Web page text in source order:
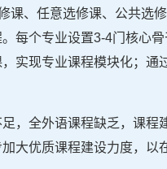
课、任意选修课、公共
每个专业设置3-4门核心
实现专业课程模块化；
，全外语课程缺乏，课
大优质课程建设力度，